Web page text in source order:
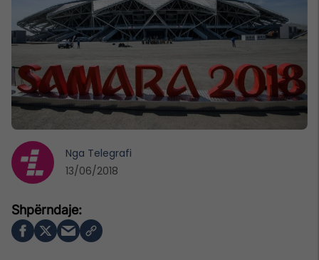
Nga Telegrafi
13/06/2018